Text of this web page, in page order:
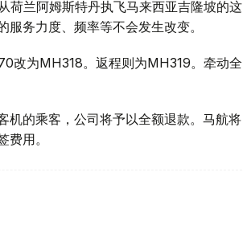
荷兰阿姆斯特丹执飞马来西亚吉隆坡的这
务力度、频率等不会发生改变。
改为MH318。返程则为MH319。牵动全
机的乘客，公司将予以全额退款。马航将
用。